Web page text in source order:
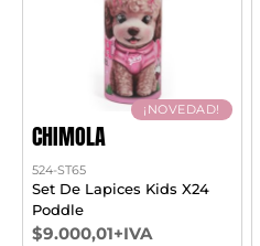
¡NOVEDAD!
CHIMOLA
524-ST65
Set De Lapices Kids X24
Poddle
$9.000,01+IVA